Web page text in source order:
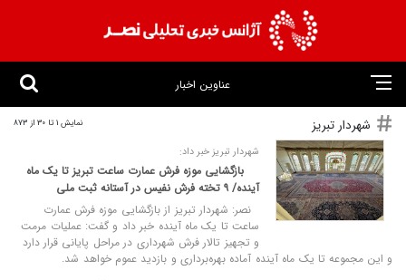
عناوین اخبار
شهردار تبریز نمایش 1 تا 30 از 873
شهردار تبریز خبر داد:
بازگشایی موزه فرش عمارت ساعت تبریز تا یک ماه
آینده/ ۹ تخته فرش نفیس در آستانه ثبت ملی
نصر: شهردار تبریز از بازگشایی موزه فرش عمارت
ساعت تا یک ماه آینده خبر داد و گفت: عملیات مرمت
و تجهیز تالار فرش شهرداری در مراحل پایانی قرار دارد
و این مجموعه تا یک ماه آینده آماده بهره‌برداری و بازدید عموم خواهد شد.